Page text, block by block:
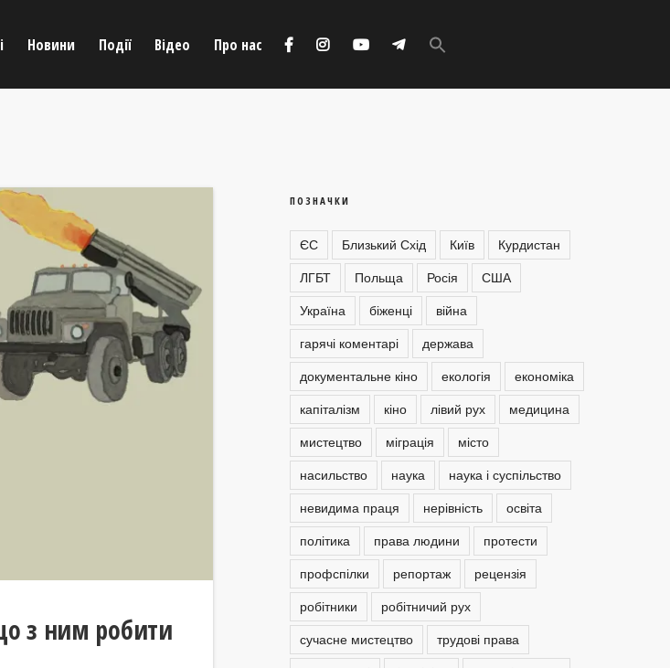
Новини Події Відео Про нас
з ним робити
ПОЗНАЧКИ
ЄС Близький Схід Київ
Курдистан
ЛГБТ
Польща Росія
США
Україна
біженці
війна
гарячі коментарі
держава
документальне кіно
екологія
економіка
капіталізм
кіно лівий рух
медицина
мистецтво
міграція
місто
насильство
наука
наука і суспільство
невидима праця
нерівність
освіта
політика
права людини
протести
профспілки
репортаж
рецензія
робітники
робітничий рух
сучасне мистецтво
трудові права